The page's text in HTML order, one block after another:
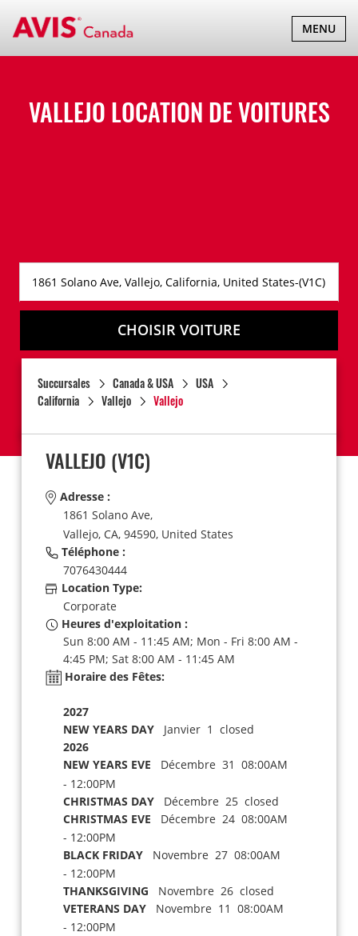
BASCULER
LA
MENU
VALLEJO LOCATION DE VOITURES
CHOISIR VOITURE
Succursales Canada & USA
USA
California
Vallejo Vallejo
VALLEJO (V1C)
Adresse :
1861 Solano Ave,
Vallejo, CA, 94590, United States
Téléphone :
7076430444
Location Type:
Corporate
Heures d'exploitation :
Sun 8:00 AM - 11:45 AM; Mon - Fri 8:00 AM -
4:45 PM; Sat 8:00 AM - 11:45 AM
Horaire des Fêtes:
2027
NEW YEARS DAYJanvier 1 closed
2026
NEW YEARS EVE Décembre 31 08:00AM
- 12:00PM
CHRISTMAS DAYDécembre 25 closed
CHRISTMAS EVE Décembre 24 08:00AM
- 12:00PM
BLACK FRIDAYNovembre 27 08:00AM
- 12:00PM
THANKSGIVING Novembre 26 closed
VETERANS DAYNovembre 11 08:00AM
- 12:00PM